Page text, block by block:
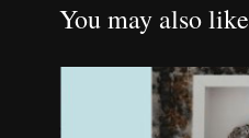
You may also like